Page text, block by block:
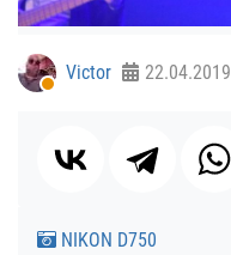
Victor 22.04.2019
NIKON D750